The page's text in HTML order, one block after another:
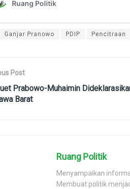
Ganjar Pranowo PDIP Pencitraan
Post
Prabowo-Muhaimin
Barat
Ruang Politik
Menyampaikan
Membuat politik